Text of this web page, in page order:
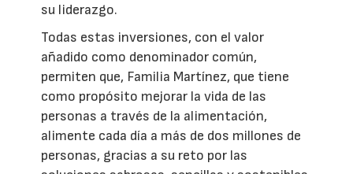
su liderazgo.
Todas estas inversiones, con el valor
añadido como denominador común,
permiten que, Familia Martínez, que tiene
como propósito mejorar la vida de las
personas a través de la alimentación,
alimente cada día a más de dos millones de
personas, gracias a su reto por las